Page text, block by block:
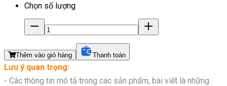
Chọn số lượng
Thêm vào giỏ hàng Thanh toán
Lưu ý quan trọng:
- Các thông tin mô tả trong các sản phẩm, bài viết là những